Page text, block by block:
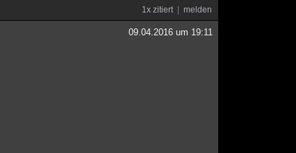
1x zitiert melden
09.04.2016 um 19:11